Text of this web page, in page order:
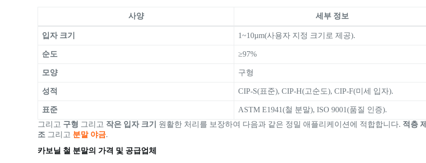
사양 세부 정보
입자 크기 1~10µm(사용자 지정 크기로 제공).
순도 ≥97%
모양 구형
성적 CIP-S(표준), CIP-H(고순도), CIP-F(미세 입자).
표준
ASTM E1941(철 분말), ISO 9001(품질 인증).
그리고 구형 그리고 작은 입자 크기 원활한 처리를 보장하여 다음과 같은 정밀 애플리케이션에 적합합니다. 적층 제
조 그리고 분말 야금.
카보닐 철 분말의 가격 및 공급업체